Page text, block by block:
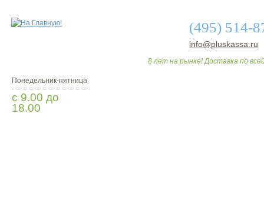
(495) 514-
info@pluskassa.ru
8 лет на рынке! Доставка по
Понедельник-пятница
с 9.00 до
18.00